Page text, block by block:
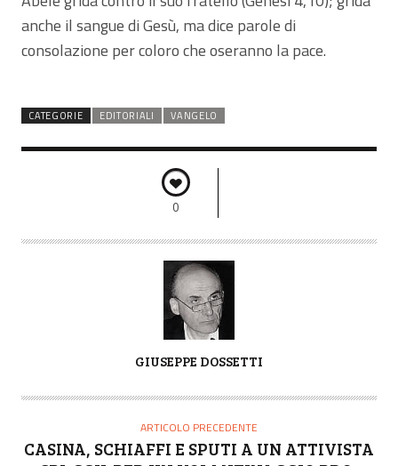
anche il sangue di Gesù, ma dice parole di
consolazione per coloro che oseranno la pace.
CATEGORIE EDITORIALI VANGELO
0
T
R
GIUSEPPE DOSSETTI
ARTICOLO PRECEDENTE
CASINA, SCHIAFFI E SPUTI A UN ATTIVISTA